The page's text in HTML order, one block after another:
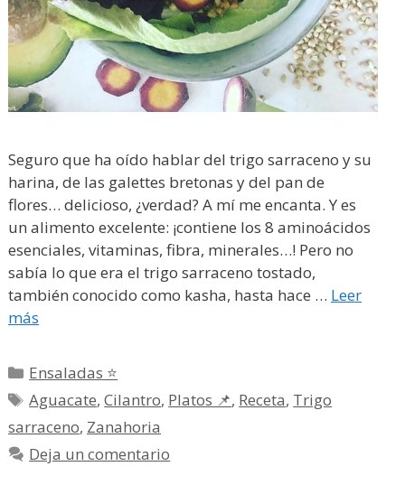
Seguro que ha oído hablar del trigo sarraceno y su
harina, de las galettes bretonas y del pan de
flores… delicioso, ¿verdad? A mí me encanta. Y es
un alimento excelente: ¡contiene los 8 aminoácidos
esenciales, vitaminas, fibra, minerales…! Pero no
sabía lo que era el trigo sarraceno tostado,
también conocido como kasha, hasta hace … Leer
más
Categorías
Ensaladas ⭐
Etiquetas
Aguacate,Cilantro, Platos 📌, Receta, Trigo
sarraceno, Zanahoria
Deja un comentario